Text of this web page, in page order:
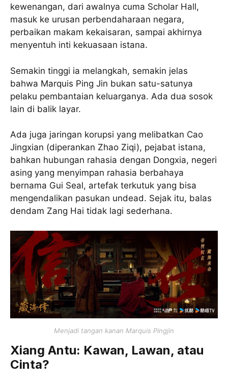
kewenangan, dari awalnya cuma Scholar Hall,
masuk ke urusan perbendaharaan negara,
perbaikan makam kekaisaran, sampai akhirnya
menyentuh inti kekuasaan istana.
Semakin tinggi ia melangkah, semakin jelas
bahwa Marquis Ping Jin bukan satu-satunya
pelaku pembantaian keluarganya. Ada dua sosok
lain di balik layar.
Ada juga jaringan korupsi yang melibatkan Cao
Jingxian (diperankan Zhao Ziqi), pejabat istana,
bahkan hubungan rahasia dengan Dongxia, negeri
asing yang menyimpan rahasia berbahaya
bernama Gui Seal, artefak terkutuk yang bisa
mengendalikan pasukan undead. Sejak itu, balas
dendam Zang Hai tidak lagi sederhana.
Menjadi tangan kanan Marquis Pingjin
Xiang Antu: Kawan, Lawan, atau
Cinta?